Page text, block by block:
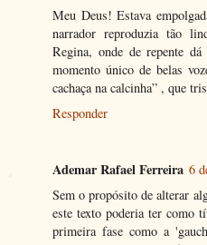
Meu Deus! Estava
narrador reproduzia tão
Regina, onde de repente
momento único de belas
cachaça na calcinha” , que
Responder
Ademar Rafael Ferreira 6
Sem o propósito de alterar
este texto poderia ter como
primeira fase como a